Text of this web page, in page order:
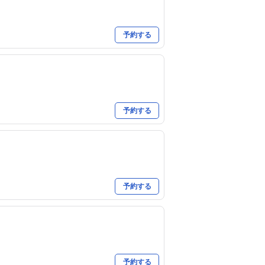
予約する
予約する
予約する
予約する